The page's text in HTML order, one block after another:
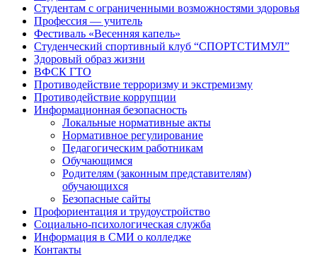
Студентам с ограниченными возможностями здоровья
Профессия — учитель
Фестиваль «Весенняя капель»
Студенческий спортивный клуб “СПОРТСТИМУЛ”
Здоровый образ жизни
ВФСК ГТО
Противодействие терроризму и экстремизму
Противодействие коррупции
Информационная безопасность
Локальные нормативные акты
Нормативное регулирование
Педагогическим работникам
Обучающимся
Родителям (законным представителям)
обучающихся
Безопасные сайты
Профориентация и трудоустройство
Социально-психологическая служба
Информация в СМИ о колледже
Контакты